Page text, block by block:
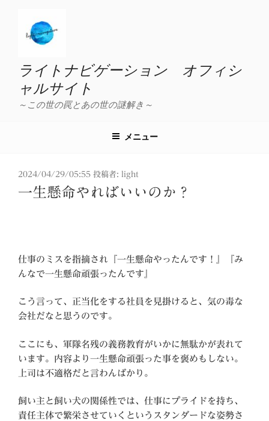
ライトナビゲーション オフィシ
ャルサイト
～この世の罠とあの世の謎解き～
メニュー
投
2024/04/29/05:55 投稿者: light
一生懸命やればいいのか？
仕事のミスを指摘され『一生懸命やったんです！』『み
んなで一生懸命頑張ったんです』
こう言って、正当化をする社員を見掛けると、気の毒な
会社だなと思うのです。
ここにも、軍隊名残の義務教育がいかに無駄かが表れて
います。内容より一生懸命頑張った事を褒めもしない。
上司は不適格だと言わんばかり。
飼い主と飼い犬の関係性では、仕事にプライドを持ち、
責任主体で繁栄させていくというスタンダードな姿勢さ